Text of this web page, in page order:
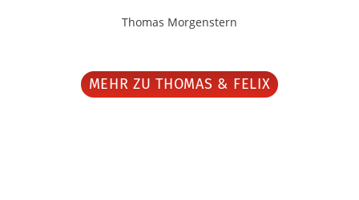
Thomas Morgenstern
MEHR ZU THOMAS & FELIX